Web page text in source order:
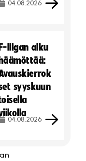
04.08.2026
F-liigan alku
häämöttää:
syyskuun
04.08.2026